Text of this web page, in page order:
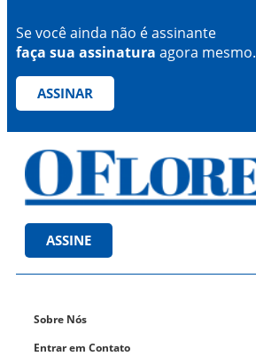
Se você ainda não é assinante
faça sua assinatura agora mesmo.
ASSINAR
ASSINE
Sobre Nós
Entrar em Contato